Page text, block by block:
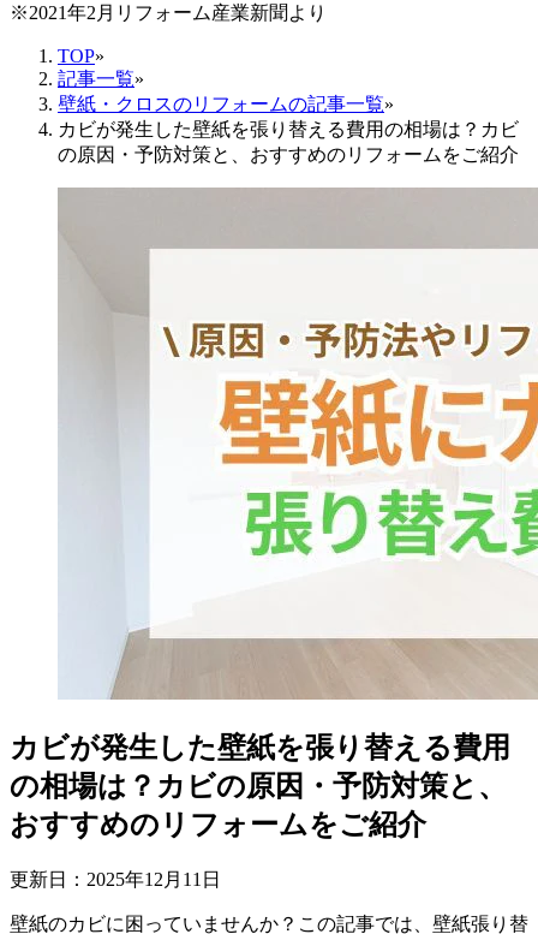
※2021年2月リフォーム産業新聞より
TOP»
記事一覧»
壁紙・クロスのリフォームの記事一覧»
カビが発生した壁紙を張り替える費用の相場は？カビ
の原因・予防対策と、おすすめのリフォームをご紹介
カビが発生した壁紙を張り替える費用
の相場は？カビの原因・予防対策と、
おすすめのリフォームをご紹介
更新日： 2025年12 月 11 日
壁紙のカビに困っていませんか？この記事では、壁紙張り替